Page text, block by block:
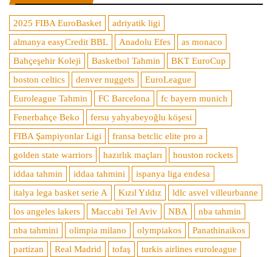
2025 FIBA EuroBasket
adriyatik ligi
almanya easyCredit BBL
Anadolu Efes
as monaco
Bahçeşehir Koleji
Basketbol Tahmin
BKT EuroCup
boston celtics
denver nuggets
EuroLeague
Euroleague Tahmin
FC Barcelona
fc bayern munich
Fenerbahçe Beko
fersu yahyabeyoğlu köşesi
FIBA Şampiyonlar Ligi
fransa betclic elite pro a
golden state warriors
hazırlık maçları
houston rockets
iddaa tahmin
iddaa tahmini
ispanya liga endesa
italya lega basket serie A
Kızıl Yıldız
ldlc asvel villeurbanne
los angeles lakers
Maccabi Tel Aviv NBA
nba tahmin
nba tahmini
olimpia milano olympiakos
Panathinaikos
partizan
Real Madrid tofaş
turkis airlines euroleague